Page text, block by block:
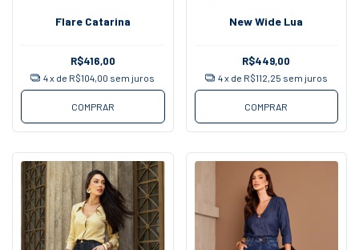
Flare Catarina
R$416,00
4x de R$104,00 sem juros
COMPRAR
New Wide Lua
R$449,00
4x de R$112,25 sem juros
COMPRAR